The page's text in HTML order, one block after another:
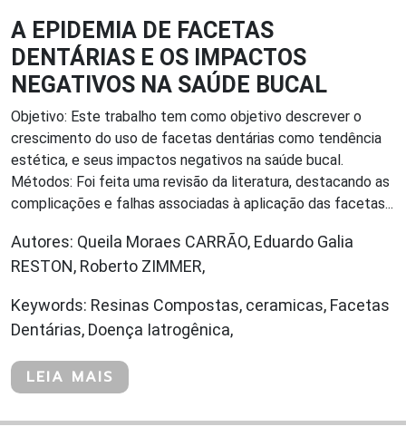
A EPIDEMIA DE FACETAS
DENTÁRIAS E OS IMPACTOS
NEGATIVOS NA SAÚDE BUCAL
Objetivo: Este trabalho tem como objetivo descrever o
crescimento do uso de facetas dentárias como tendência
estética, e seus impactos negativos na saúde bucal.
Métodos: Foi feita uma revisão da literatura, destacando as
complicações e falhas associadas à aplicação das facetas...
Autores: Queila Moraes CARRÃO, Eduardo Galia
RESTON, Roberto ZIMMER,
Keywords: Resinas Compostas, ceramicas, Facetas
Dentárias, Doença Iatrogênica,
LEIA MAIS